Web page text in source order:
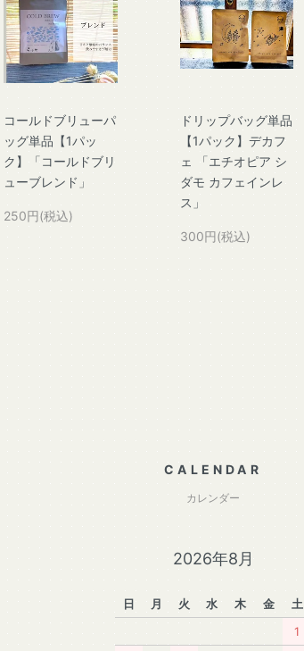
コールドブリューパ
ッグ単品【1パッ
ク】「コールドブリ
ューブレンド」
250円(税込)
ドリップバッグ単品
【1パック】デカフ
ェ 「エチオピア シ
ダモ カフェインレ
ス」
300円(税込)
CALENDAR
カレンダー
2026年8月
日 月 火 水 木 金
土
1